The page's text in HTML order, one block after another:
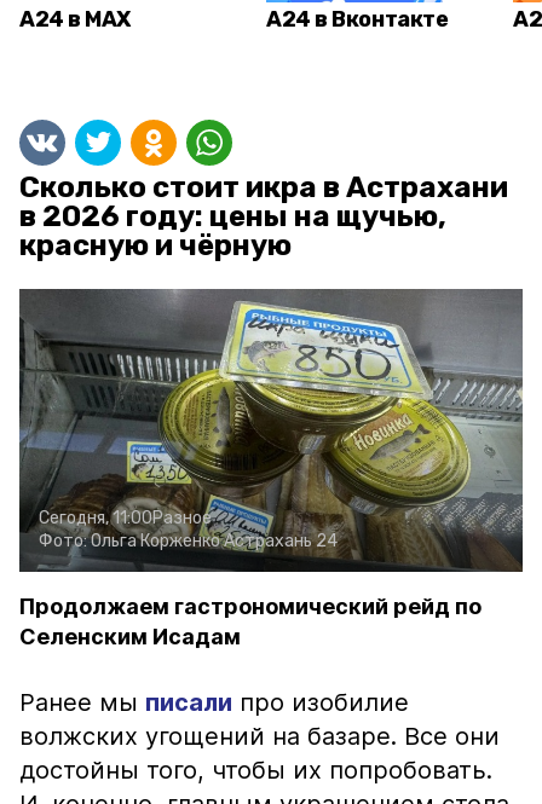
А24 в MAX А24 в Вконтакте
Сколько стоит икра в Астрахани
в 2026 году: цены на щучью,
красную и чёрную
Сегодня, 11:00Разное
Фото:Ольга КорженкоАстрахань 24
Продолжаем гастрономический рейд по
Селенским Исадам
Ранее мы писали про изобилие
волжских угощений на базаре. Все они
достойны того, чтобы их попробовать.